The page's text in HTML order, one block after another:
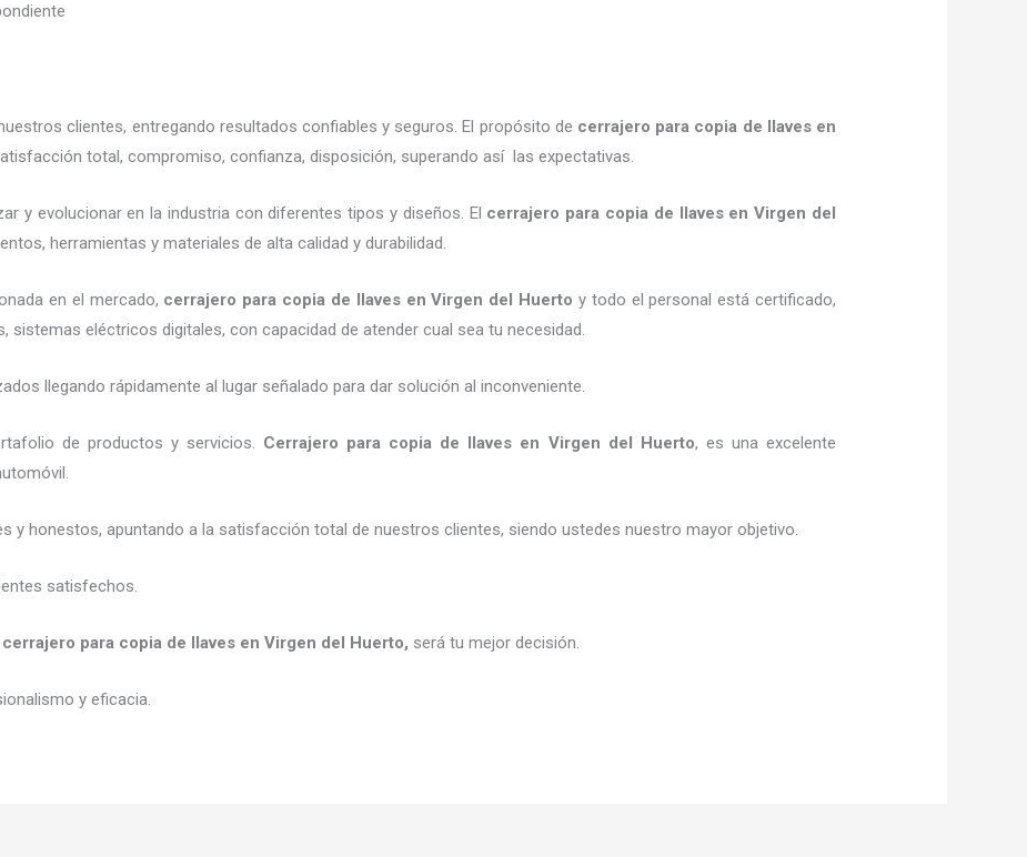
clientes, entregando resultados confiables y seguros. El propósito de cerrajero para copia de llaves en
total, compromiso, confianza, disposición, superando así las expectativas.
y evolucionar en la industria con diferentes tipos y diseños. El cerrajero para copia de llavesen Virgen del
herramientas y materiales de alta calidad y durabilidad.
en el mercado, cerrajero para copia de llavesen Virgen del Huerto y todo el personal está certificado,
sistemas eléctricos digitales, con capacidad de atender cual sea tu necesidad.
llegando rápidamente al lugar señalado para dar solución al inconveniente.
de productos y servicios. Cerrajero para copia de llaves en Virgen del Huerto, es una excelente
y honestos, apuntando a la satisfacción total de nuestros clientes, siendo ustedes nuestro mayor objetivo.
satisfechos.
cerrajero para copia de llaves en Virgen del Huerto, será tu mejor decisión.
y eficacia.